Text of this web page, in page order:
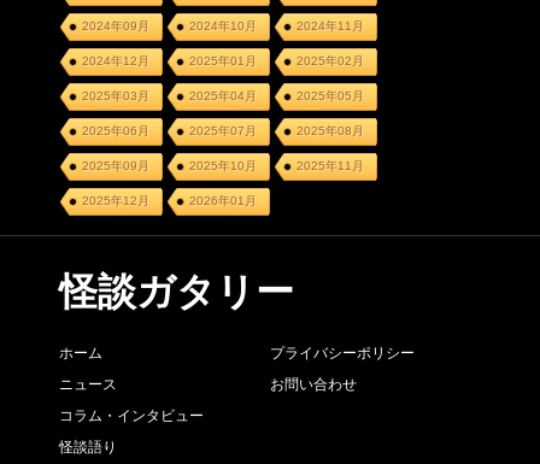
2024年09月 2024年10月 2024年11月
2024年12月 2025年01月 2025年02月
2025年03月 2025年04月 2025年05月
2025年06月 2025年07月 2025年08月
2025年09月 2025年10月 2025年11月
2025年12月 2026年01月
怪談ガタリー
ホーム
ニュース
コラム・インタビュー
怪談語り
プライバシーポリシー
お問い合わせ